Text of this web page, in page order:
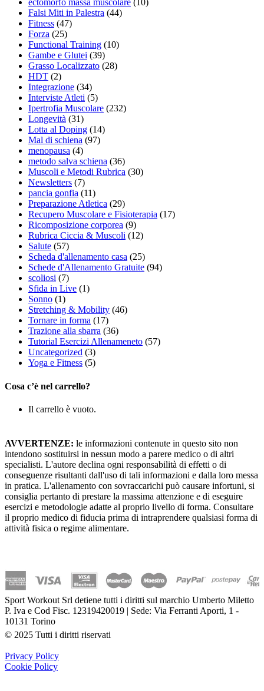
ectomorfo massa muscolare (10)
Falsi Miti in Palestra (44)
Fitness (47)
Forza (25)
Functional Training (10)
Gambe e Glutei (39)
Grasso Localizzato (28)
HDT (2)
Integrazione (34)
Interviste Atleti (5)
Ipertrofia Muscolare (232)
Longevità (31)
Lotta al Doping (14)
Mal di schiena (97)
menopausa (4)
metodo salva schiena (36)
Muscoli e Metodi Rubrica (30)
Newsletters (7)
pancia gonfia (11)
Preparazione Atletica (29)
Recupero Muscolare e Fisioterapia (17)
Ricomposizione corporea (9)
Rubrica Ciccia & Muscoli (12)
Salute (57)
Scheda d'allenamento casa (25)
Schede d'Allenamento Gratuite (94)
scoliosi (7)
Sfida in Live (1)
Sonno (1)
Stretching & Mobility (46)
Tornare in forma (17)
Trazione alla sbarra (36)
Tutorial Esercizi Allenameneto (57)
Uncategorized (3)
Yoga e Fitness (5)
Cosa c’è nel carrello?
Il carrello è vuoto.
AVVERTENZE: le informazioni contenute in questo sito non
intendono sostituirsi in nessun modo a parere medico o di altri
specialisti. L'autore declina ogni responsabilità di effetti o di
conseguenze risultanti dall'uso di tali informazioni e dalla loro messa
in pratica. L'allenamento con sovraccarichi può causare infortuni, si
consiglia pertanto di prestare la massima attenzione e di eseguire
esercizi e metodologie adatte al proprio livello di forma. Consultare
il proprio medico di fiducia prima di intraprendere qualsiasi forma di
attività fisica o regime alimentare.
Sport Workout Srl detiene tutti i diritti sul marchio Umberto Miletto
P. Iva e Cod Fisc. 12319420019 | Sede: Via Ferranti Aporti, 1 -
10131 Torino
© 2025 Tutti i diritti riservati
Privacy Policy
Cookie Policy